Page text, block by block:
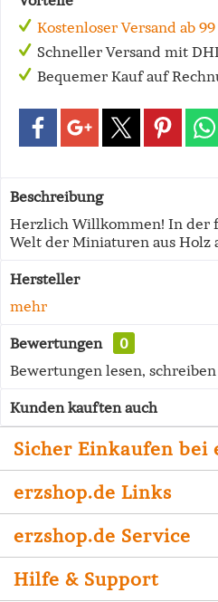
Kostenloser Versand ab
Schneller Versand mit
Bequemer Kauf auf
Beschreibung
Herzlich Willkommen! In der
Welt der Miniaturen aus Holz
Hersteller
mehr
Bewertungen
0
Bewertungen lesen,
Kunden kauften auch
Sicher Einkaufen bei
erzshop.de Links
erzshop.de Service
Hilfe & Support